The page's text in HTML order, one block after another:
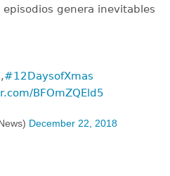
genera inevitables
#12DaysofXmas
BFOmZQEld5
December 22, 2018